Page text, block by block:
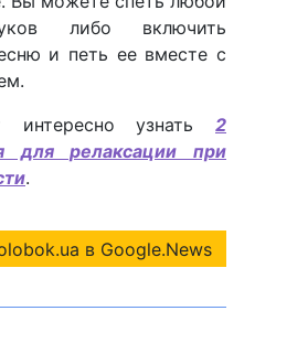
либо включить
и петь ее вместе с
интересно узнать 2
для релаксации при
.
в Google.News